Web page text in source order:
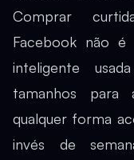
Comprar
Facebook não é
inteligente
tamanhos para
qualquer forma
invés de